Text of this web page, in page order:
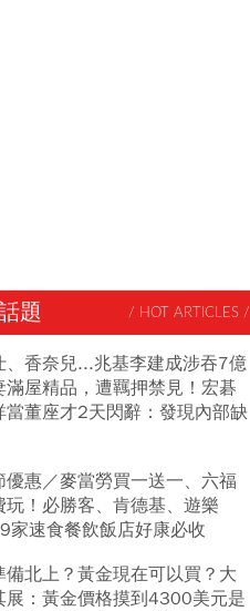
題 / HOT ARTICLES /
、香奈兒...兆基李建成涉吞7億
滿屋精品，遭羈押禁見！宏碁
當董座才2天閃辭：發現內部缺
優惠／麥當勞買一送一、六福
玩！必勝客、肯德基、遊樂
速食餐飲飯店好康必收
備北上？黃金現在可以買？大
展：黃金價格摸到4300美元是